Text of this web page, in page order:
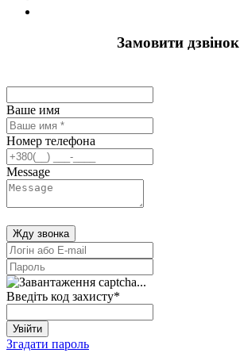
Замовити дзвінок
Ваше имя
Номер телефона
Message
Жду звонка
Введіть код захисту*
Увійти
Згадати пароль